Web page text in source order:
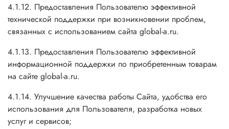
4.1.12. Предоставления Пользователю эффективной
технической поддержки при возникновении проблем,
связанных с использованием сайта global-a.ru.
4.1.13. Предоставления Пользователю эффективной
информационной поддержки по приобретенным товарам
на сайте global-a.ru.
4.1.14. Улучшение качества работы Сайта, удобства его
использования для Пользователя, разработка новых
услуг и сервисов;